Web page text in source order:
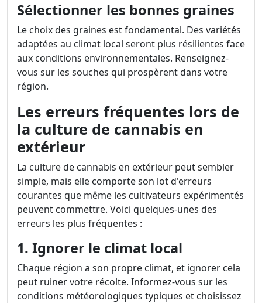
Sélectionner les bonnes graines
Le choix des graines est fondamental. Des variétés
adaptées au climat local seront plus résilientes face
aux conditions environnementales. Renseignez-
vous sur les souches qui prospèrent dans votre
région.
Les erreurs fréquentes lors de
la culture de cannabis en
extérieur
La culture de cannabis en extérieur peut sembler
simple, mais elle comporte son lot d'erreurs
courantes que même les cultivateurs expérimentés
peuvent commettre. Voici quelques-unes des
erreurs les plus fréquentes :
1. Ignorer le climat local
Chaque région a son propre climat, et ignorer cela
peut ruiner votre récolte. Informez-vous sur les
conditions météorologiques typiques et choisissez